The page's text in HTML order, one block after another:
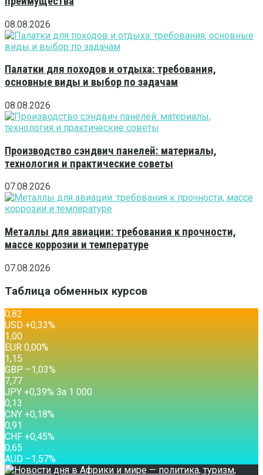
08.08.2026
Палатки для походов и отдыха: требования,
основные виды и выбор по задачам
08.08.2026
Производство сэндвич панелей: материалы,
технология и практические советы
07.08.2026
Металлы для авиации: требования к прочности,
массе коррозии и температуре
07.08.2026
Таблица обменных курсов
0,82
USD +0,33%
1,00
EUR 0,00%
1,15
GBP –1,03%
7,77
JPY +0,39% За 1 000
0,13
CNY +0,18%
0,91
CHF +0,45%
0,65
AUD –1,57%